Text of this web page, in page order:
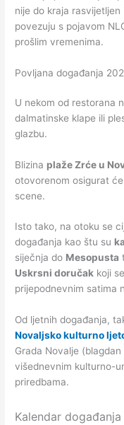
nije do kraja
povezuju s pojavom
prošlim vremenima.
Povljana događanja
U nekom od restorana
dalmatinske klape ili
glazbu.
Blizina plaže Zrće u
otovorenom osigurat
scene.
Isto tako, na otoku se
događanja kao štu su
siječnja do Mesopusta
Uskrsni doručak koji
prijepodnevnim satima
Od ljetnih događanja,
Novaljsko kulturno
Grada Novalje
višednevnim kulturno-
priredbama.
Kalendar